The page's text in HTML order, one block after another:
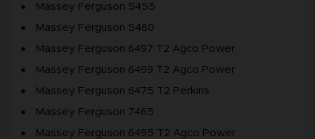
Massey Ferguson 5455
Massey Ferguson 5460
Massey Ferguson 6497 T2 Agco Power
Massey Ferguson 6499 T2 Agco Power
Massey Ferguson 6475 T2 Perkins
Massey Ferguson 7465
Massey Ferguson 6495 T2 Agco Power